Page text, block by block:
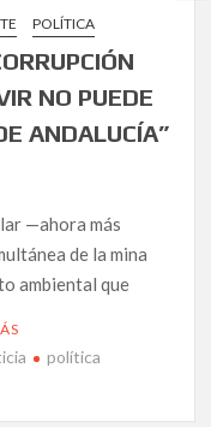
Capitán
Araña”:
una
nueva
sátira
más
POLÍTICA
NO PUEDE
ANDALUCÍA”
—ahora más
de la mina
ambiental que
política